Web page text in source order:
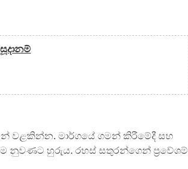
වළකින්න. මාර්ගයේ ගමන් කිරීමේදී සහ
නුවණට හුරුය. රහස් සතුරන්ගෙන් ප්‍රවේශම්